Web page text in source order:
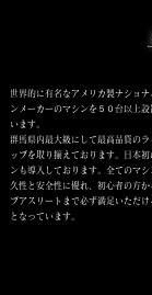
世界的に有名なアメリカ製ナショナ
ンメーカーのマシンを ５０ 台以上設
います。
群馬県内最大級にして最高品質のラ
ップを取り揃えております。
日本初
ンも​導入しております。
全てのマシ
久性と安全性に優れ、初心者の方か
プアスリートまで必ず満足いただけ
となっています。